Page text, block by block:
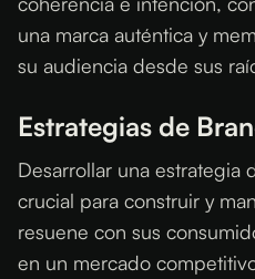
una marca auténtica y
su audiencia desde sus
Estrategias de
Desarrollar una estrategia
crucial para construir y
resuene con sus
en un mercado